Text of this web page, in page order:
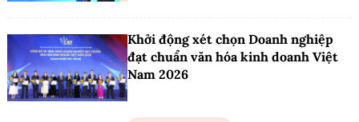
Khởi động xét chọn Doanh nghiệp
đạt chuẩn văn hóa kinh doanh Việt
Nam 2026